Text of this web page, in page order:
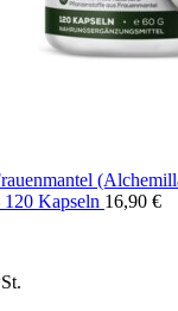
Kapseln 16,90 €